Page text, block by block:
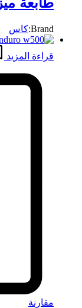
Brand: كاس
قراءة المزيد
مقارنة